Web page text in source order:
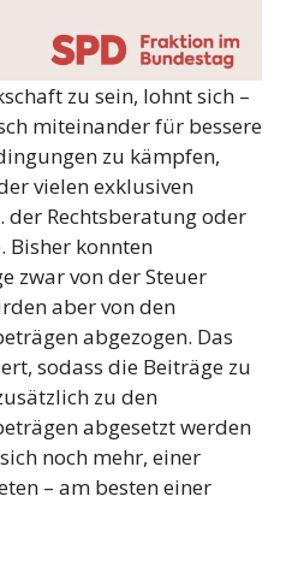
zu sein, lohnt sich –
miteinander für bessere
zu kämpfen,
vielen exklusiven
der Rechtsberatung oder
Bisher konnten
zwar von der Steuer
aber von den
abgezogen. Das
sodass die Beiträge zu
zu den
abgesetzt werden
noch mehr, einer
– am besten einer